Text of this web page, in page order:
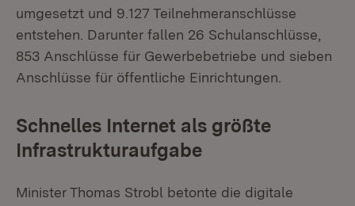
umgesetzt und 9.127 Teilnehmeranschlüsse
entstehen. Darunter fallen 26 Schulanschlüsse,
853 Anschlüsse für Gewerbebetriebe und sieben
Anschlüsse für öffentliche Einrichtungen.
Schnelles Internet als größte
Infrastrukturaufgabe
Minister Thomas Strobl betonte die digitale